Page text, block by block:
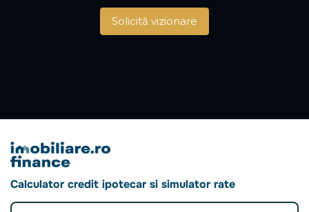
Solicită vizionare